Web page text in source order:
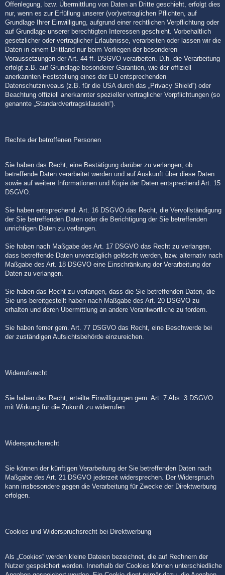
Offenlegung, bzw. Übermittlung von Daten an Dritte geschieht, erfolgt dies
nur, wenn es zur Erfüllung unserer (vor)vertraglichen Pflichten, auf
Grundlage Ihrer Einwilligung, aufgrund einer rechtlichen Verpflichtung oder
auf Grundlage unserer berechtigten Interessen geschieht. Vorbehaltlich
gesetzlicher oder vertraglicher Erlaubnisse, verarbeiten oder lassen wir die
Daten in einem Drittland nur beim Vorliegen der besonderen
Voraussetzungen der Art. 44 ff. DSGVO verarbeiten. D.h. die Verarbeitung
erfolgt z.B. auf Grundlage besonderer Garantien, wie der offiziell
anerkannten Feststellung eines der EU entsprechenden
Datenschutzniveaus (z.B. für die USA durch das „Privacy Shield“) oder
Beachtung offiziell anerkannter spezieller vertraglicher Verpflichtungen (so
genannte „Standardvertragsklauseln“).
Rechte der betroffenen Personen
Sie haben das Recht, eine Bestätigung darüber zu verlangen, ob
betreffende Daten verarbeitet werden und auf Auskunft über diese Daten
sowie auf weitere Informationen und Kopie der Daten entsprechend Art. 15
DSGVO.
Sie haben entsprechend. Art. 16 DSGVO das Recht, die Vervollständigung
der Sie betreffenden Daten oder die Berichtigung der Sie betreffenden
unrichtigen Daten zu verlangen.
Sie haben nach Maßgabe des Art. 17 DSGVO das Recht zu verlangen,
dass betreffende Daten unverzüglich gelöscht werden, bzw. alternativ nach
Maßgabe des Art. 18 DSGVO eine Einschränkung der Verarbeitung der
Daten zu verlangen.
Sie haben das Recht zu verlangen, dass die Sie betreffenden Daten, die
Sie uns bereitgestellt haben nach Maßgabe des Art. 20 DSGVO zu
erhalten und deren Übermittlung an andere Verantwortliche zu fordern.
Sie haben ferner gem. Art. 77 DSGVO das Recht, eine Beschwerde bei
der zuständigen Aufsichtsbehörde einzureichen.
Widerrufsrecht
Sie haben das Recht, erteilte Einwilligungen gem. Art. 7 Abs. 3 DSGVO
mit Wirkung für die Zukunft zu widerrufen
Widerspruchsrecht
Sie können der künftigen Verarbeitung der Sie betreffenden Daten nach
Maßgabe des Art. 21 DSGVO jederzeit widersprechen. Der Widerspruch
kann insbesondere gegen die Verarbeitung für Zwecke der Direktwerbung
erfolgen.
Cookies und Widerspruchsrecht bei Direktwerbung
Als „Cookies“ werden kleine Dateien bezeichnet, die auf Rechnern der
Nutzer gespeichert werden. Innerhalb der Cookies können unterschiedliche